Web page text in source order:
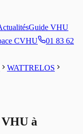
Guide VHU
CVHU
01 83 62
WATTRELOS
à